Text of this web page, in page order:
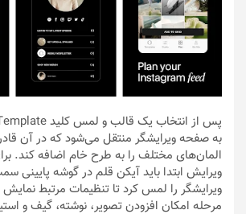
به صفحه ویرایشگر منتقل می‌شود که در آن
المان‌های مختلف را به طرح خام اضافه کند.
ویرایش ابتدا باید آیکن قلم در گوشه
ویرایشگر را لمس کرد تا تنظیمات مرتبط
مرحله امکان افزودن تصویر، نوشته، گیف و